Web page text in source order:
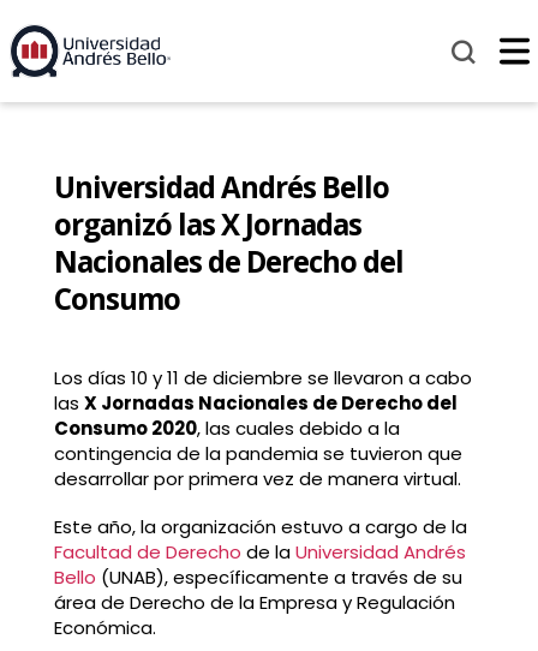
Universidad Andrés Bello
organizó las X Jornadas
Nacionales de Derecho del
Consumo
Los días 10 y 11 de diciembre se llevaron a cabo
las X Jornadas Nacionales de Derecho del
Consumo 2020, las cuales debido a la
contingencia de la pandemia se tuvieron que
desarrollar por primera vez de manera virtual.
Este año, la organización estuvo a cargo de la
Facultad de Derecho de laUniversidad Andrés
Bello (UNAB), específicamente a través de su
área de Derecho de la Empresa y Regulación
Económica.